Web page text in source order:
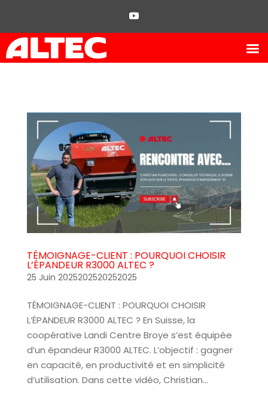
TÉMOIGNAGE-CLIENT : POURQUOI CHOISIR
L’ÉPANDEUR R3000 ALTEC ?
25 Juin 2025202520252025
TÉMOIGNAGE-CLIENT : POURQUOI CHOISIR
L’ÉPANDEUR R3000 ALTEC ? En Suisse, la
coopérative Landi Centre Broye s’est équipée
d’un épandeur R3000 ALTEC. L’objectif : gagner
en capacité, en productivité et en simplicité
d’utilisation. Dans cette vidéo, Christian...